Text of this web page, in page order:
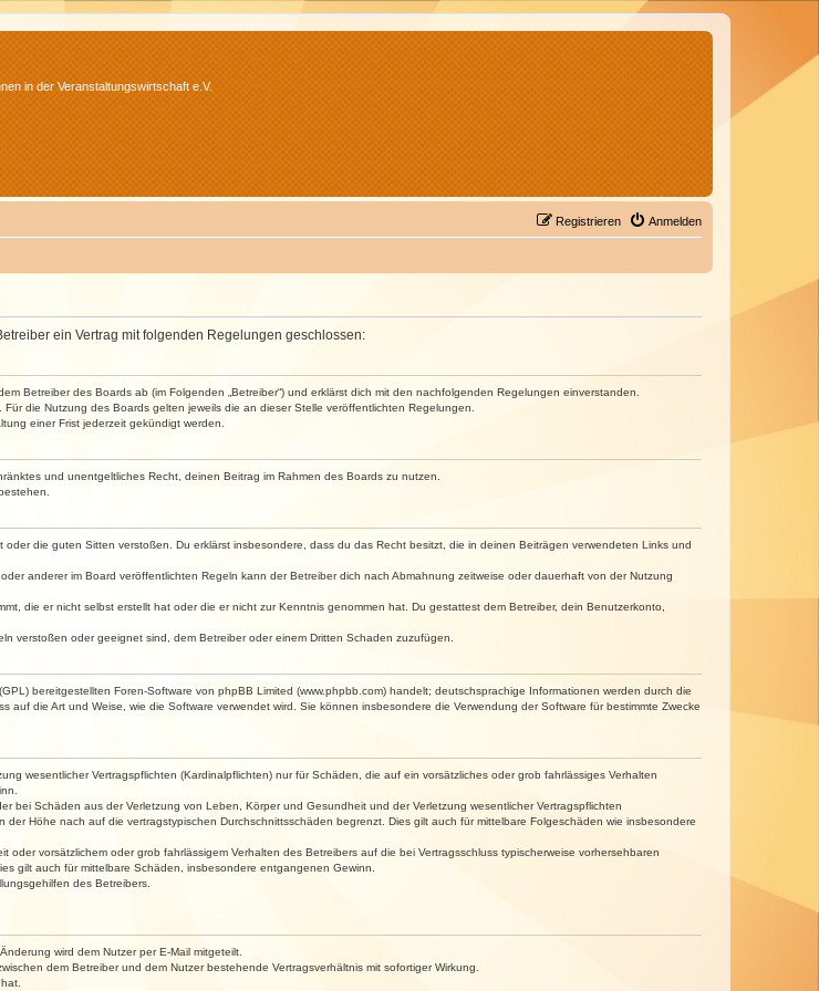
in der Veranstaltungswirtschaft e.V.
Anmelden
Registrieren
ein Vertrag mit folgenden Regelungen geschlossen:
Betreiber des Boards ab (im Folgenden „Betreiber“) und erklärst dich mit den nachfolgenden Regelungen einverstanden.
die Nutzung des Boards gelten jeweils die an dieser Stelle veröffentlichten Regelungen.
einer Frist jederzeit gekündigt werden.
und unentgeltliches Recht, deinen Beitrag im Rahmen des Boards zu nutzen.
die guten Sitten verstoßen. Du erklärst insbesondere, dass du das Recht besitzt, die in deinen Beiträgen verwendeten Links und
anderer im Board veröffentlichten Regeln kann der Betreiber dich nach Abmahnung zeitweise oder dauerhaft von der Nutzung
die er nicht selbst erstellt hat oder die er nicht zur Kenntnis genommen hat. Du gestattest dem Betreiber, dein Benutzerkonto,
verstoßen oder geeignet sind, dem Betreiber oder einem Dritten Schaden zuzufügen.
(GPL) bereitgestellten Foren-Software von phpBB Limited (www.phpbb.com) handelt; deutschsprachige Informationen werden durch die
die Art und Weise, wie die Software verwendet wird. Sie können insbesondere die Verwendung der Software für bestimmte Zwecke
wesentlicher Vertragspflichten (Kardinalpflichten) nur für Schäden, die auf ein vorsätzliches oder grob fahrlässiges Verhalten
bei Schäden aus der Verletzung von Leben, Körper und Gesundheit und der Verletzung wesentlicher Vertragspflichten
Höhe nach auf die vertragstypischen Durchschnittsschäden begrenzt. Dies gilt auch für mittelbare Folgeschäden wie insbesondere
vorsätzlichem oder grob fahrlässigem Verhalten des Betreibers auf die bei Vertragsschluss typischerweise vorhersehbaren
gilt auch für mittelbare Schäden, insbesondere entgangenen Gewinn.
des Betreibers.
wird dem Nutzer per E-Mail mitgeteilt.
dem Betreiber und dem Nutzer bestehende Vertragsverhältnis mit sofortiger Wirkung.